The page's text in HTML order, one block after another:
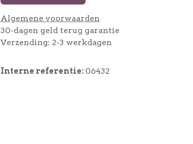
Algemene voorwaarden
30-dagen geld terug garantie
Verzending: 2-3 werkdagen
Interne referentie: 06432